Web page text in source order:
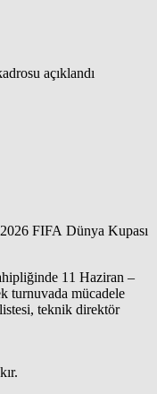
FIFA Dünya Kupası
11 Haziran –
turnuvada mücadele
teknik direktör